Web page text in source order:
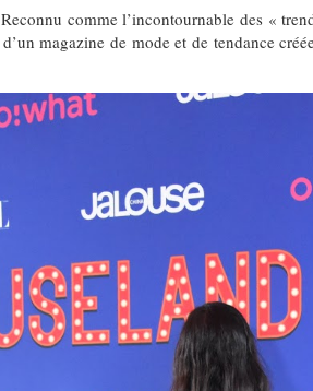
comme l’incontournable des «
magazine de mode et de tendance